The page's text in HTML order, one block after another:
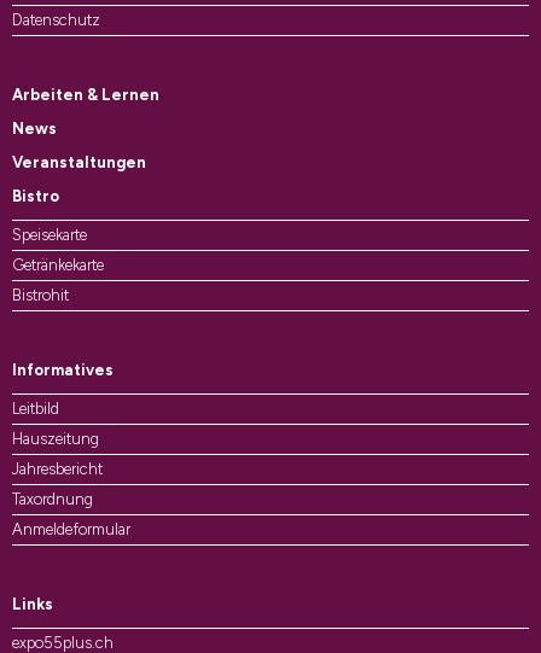
Datenschutz
Arbeiten & Lernen
News
Veranstaltungen
Bistro
Speisekarte
Getränkekarte
Bistrohit
Informatives
Leitbild
Hauszeitung
Jahresbericht
Taxordnung
Anmeldeformular
Links
expo55plus.ch